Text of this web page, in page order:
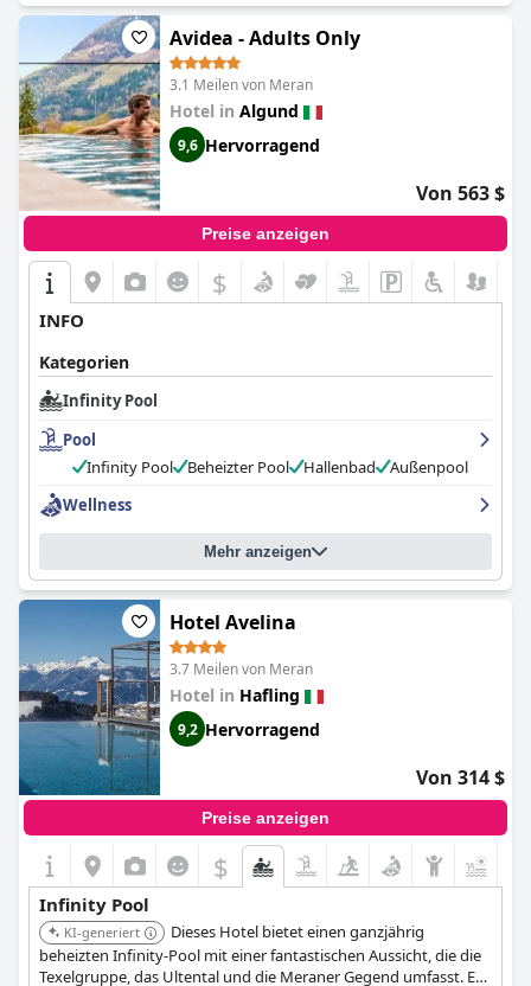
malerischen Umgebung.
Avidea - Adults Only
3.1 Meilen von Meran
Hotel in Algund
9,6 Hervorragend
Von 563 $
Preise anzeigen
$
INFO
Kategorien
Infinity Pool
Pool
Infinity Pool
Beheizter Pool Hallenbad
Außenpool
Wellness
Mehr anzeigen
Hotel Avelina
3.7 Meilen von Meran
Hotel in Hafling
9,2 Hervorragend
Von 314 $
Preise anzeigen
$
Infinity Pool
KI-generiert
Dieses Hotel bietet einen ganzjährig
beheizten Infinity-Pool mit einer fantastischen Aussicht, die die
Texelgruppe, das Ultental und die Meraner Gegend umfasst. Es